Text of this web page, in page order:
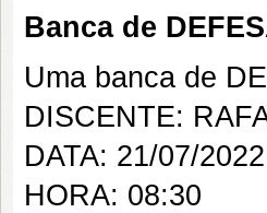
Banca de
Uma banca de
DISCENTE:
DATA: 21/07/2022
HORA: 08:30